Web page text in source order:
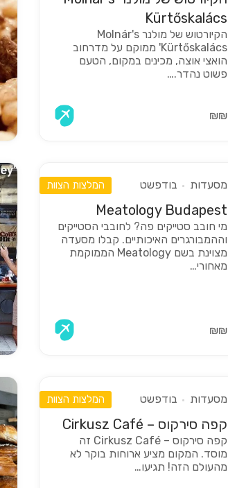
Kürtőskalács
הקיורטוש של מולנר Molnár's
Kürtőskalács' ממוקם על מדרחוב
הואצי אוצה, מכינים במקום, הטעם
פשוט נהדר.…
₪₪
מסעדות בודפשט המלצות הצוות
Meatology Budapest
מי חובב סטייקים פה? לחובבי הסטייקים
וההמבורגרים האיכותיים. קבלו מסעדה
מצוינת בשם Meatology הממוקמת
מאחורי…
₪₪
מסעדות בודפשט המלצות הצוות
קפה סירקוס – Cirkusz Café
קפה סירקוס – Cirkusz Café זה
מוסד. המקום מציע ארוחות בוקר לא
מהעולם הזה! תגיעו…